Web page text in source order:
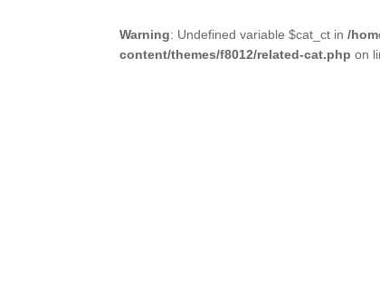
Warning: Undefined variable $cat_ct in /
content/themes/f8012/related-cat.php on